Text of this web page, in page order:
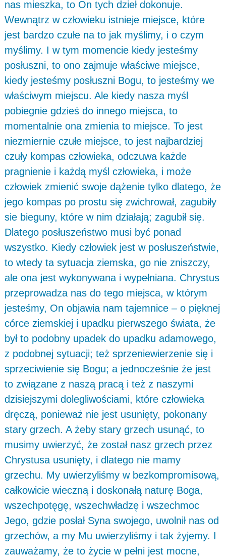
nas mieszka, to On tych dzieł dokonuje.
Wewnątrz w człowieku istnieje miejsce, które
jest bardzo czułe na to jak myślimy, i o czym
myślimy. I w tym momencie kiedy jesteśmy
posłuszni, to ono zajmuje właściwe miejsce,
kiedy jesteśmy posłuszni Bogu, to jesteśmy we
właściwym miejscu. Ale kiedy nasza myśl
pobiegnie gdzieś do innego miejsca, to
momentalnie ona zmienia to miejsce. To jest
niezmiernie czułe miejsce, to jest najbardziej
czuły kompas człowieka, odczuwa każde
pragnienie i każdą myśl człowieka, i może
człowiek zmienić swoje dążenie tylko dlatego, że
jego kompas po prostu się zwichrował, zagubiły
sie bieguny, które w nim działają; zagubił się.
Dlatego posłuszeństwo musi być ponad
wszystko. Kiedy człowiek jest w posłuszeństwie,
to wtedy ta sytuacja ziemska, go nie zniszczy,
ale ona jest wykonywana i wypełniana. Chrystus
przeprowadza nas do tego miejsca, w którym
jesteśmy, On objawia nam tajemnice – o pięknej
córce ziemskiej i upadku pierwszego świata, że
był to podobny upadek do upadku adamowego,
z podobnej sytuacji; też sprzeniewierzenie się i
sprzeciwienie się Bogu; a jednocześnie że jest
to związane z naszą pracą i też z naszymi
dzisiejszymi dolegliwościami, które człowieka
dręczą, ponieważ nie jest usunięty, pokonany
stary grzech. A żeby stary grzech usunąć, to
musimy uwierzyć, że został nasz grzech przez
Chrystusa usunięty, i dlatego nie mamy
grzechu. My uwierzyliśmy w bezkompromisową,
całkowicie wieczną i doskonałą naturę Boga,
wszechpotęgę, wszechwładzę i wszechmoc
Jego, gdzie posłał Syna swojego, uwolnił nas od
grzechów, a my Mu uwierzyliśmy i tak żyjemy. I
zauważamy, że to życie w pełni jest mocne,